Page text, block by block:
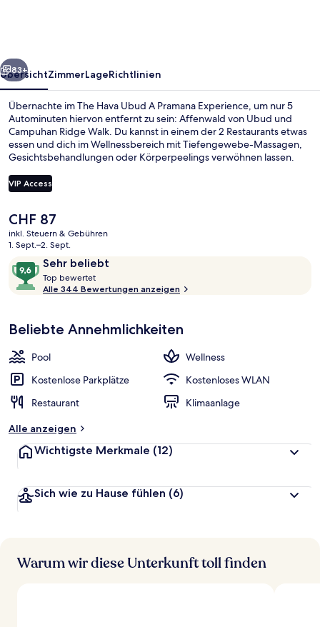
Weiter
83+
ÜbersichtZimmerLageRichtlinien
Übernachte im The Hava Ubud A Pramana Experience, um nur 5
Autominuten hiervon entfernt zu sein: Affenwald von Ubud und
Campuhan Ridge Walk. Du kannst in einem der 2 Restaurants etwas
essen und dich im Wellnessbereich mit Tiefengewebe-Massagen,
Gesichtsbehandlungen oder Körperpeelings verwöhnen lassen.
ein Garten sprechen für dieses Hotel im luxuriösen Stil. Andere
Reisende lieben das hilfsbereite Personal.
VIP Access
Der
aktuelle
Preis
CHF 87.
CHF 87
inkl. Steuern & Gebühren
1. Sept.–2. Sept.
Bewertungen
Sehr beliebt
9,6
von
10,
beliebt
Top bewertet
o
b
r
Alle 344 Bewertungen anzeigen
Beliebte Annehmlichkeiten
Pool
Wellness
Kostenlose Parkplätze
Kostenloses WLAN
Restaurant
Klimaanlage
Alle anzeigen
Wichtigste Merkmale (12)
Sich wie zu Hause fühlen (6)
Warum wir diese Unterkunft toll finden